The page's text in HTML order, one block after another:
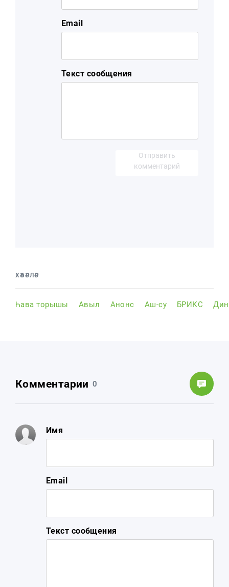
Email
Текст сообщения
Отправить
комментарий
ХӘБӘРЛӘР
Һава торышы Авыл Анонс Аш-су БРИКС Дин
Комментарии 0
Имя
Email
Текст сообщения